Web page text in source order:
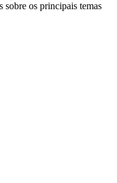
sobre os principais temas